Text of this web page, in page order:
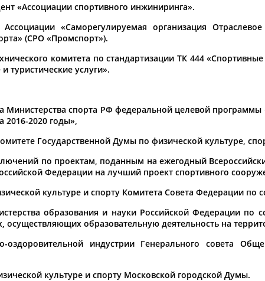
«Ассоциации спортивного инжиниринга».
«Саморегулируемая организация
(СРО «Промспорт»).
комитета по стандартизации ТК 444
туристические услуги».
Министерства спорта РФ федеральной целевой программы
2020 годы»,
Государственной Думы по физической культуре,
по проектам, поданным на ежегодный
Федерации на лучший проект спортивного
культуре и спорту Комитета Совета Федерации по
образования и науки Российской Федерации по
осуществляющих образовательную деятельность на
индустрии Генерального совета
культуре и спорту Московской городской Думы.